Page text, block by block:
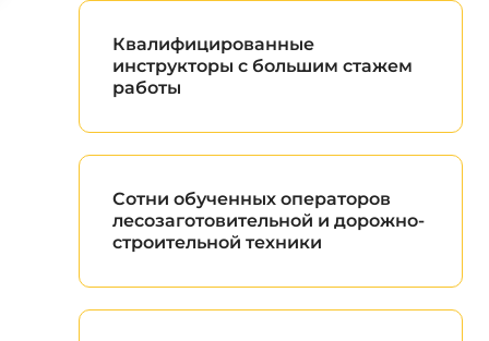
Квалифицированные
инструкторы с большим стажем
работы
Сотни обученных операторов
лесозаготовительной и дорожно-
строительной техники